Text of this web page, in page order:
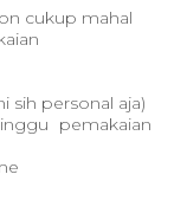
cukup mahal
sih personal aja)
pemakaian